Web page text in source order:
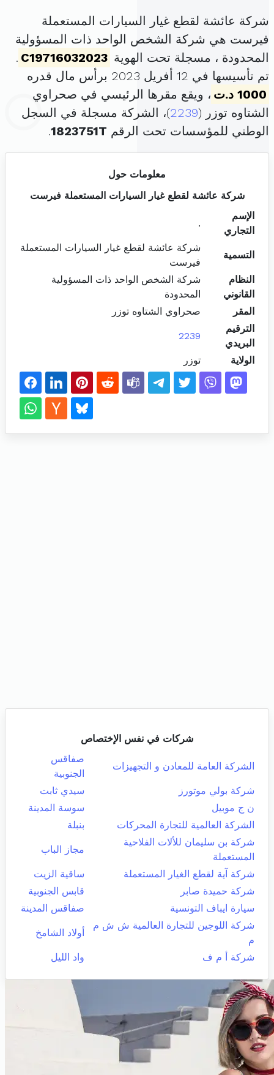
شركة عائشة لقطع غيار السيارات المستعملة
فيرست هي شركة الشخص الواحد ذات المسؤولية
المحدودة ، مسجلة تحت الهوية C19716032023
.
تم تأسيسها في 12 أفريل 2023 برأس مال قدره
1000 د.ت
، ويقع مقرها الرئيسي في صحراوي
الشتاوه توزر (2239)، الشركة مسجلة في السجل
الوطني للمؤسسات تحت الرقم 1823751T
.
معلومات حول
شركة عائشة لقطع غيار السيارات المستعملة فيرست
الإسم
التجاري
.
التسمية
شركة عائشة لقطع غيار السيارات المستعملة
فيرست
النظام
القانوني
شركة الشخص الواحد ذات المسؤولية
المحدودة
المقر
صحراوي الشتاوه توزر
الترقيم
البريدي
2239
الولاية توزر
شركات في نفس الإختصاص
الشركة العامة للمعادن و التجهيزات
صفاقس
الجنوبية
شركة بولي موتورز
سيدي ثابت
ن ج موبيل
سوسة المدينة
الشركة العالمية للتجارة المحركات
بنبلة
شركة بن سليمان للألات الفلاحية
المستعملة
مجاز الباب
شركة آية لقطع الغيار المستعملة
ساقية الزيت
شركة حميدة صابر
قابس الجنوبية
سيارة ايباف التونسية
صفاقس المدينة
شركة اللوجين للتجارة العالمية ش ش م
م
أولاد الشامخ
شركة أ م ف واد الليل